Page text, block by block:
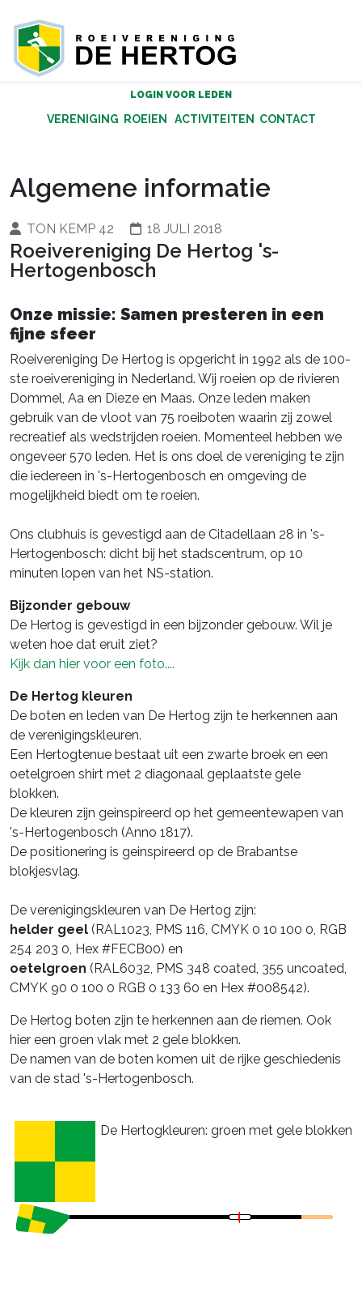
LOGIN VOOR LEDEN
VERENIGING ROEIEN ACTIVITEITEN CONTACT
Algemene informatie
TON KEMP 42 18 JULI 2018
Roeivereniging De Hertog 's-
Hertogenbosch
Onze missie: Samen presteren in een
fijne sfeer
Roeivereniging De Hertog is opgericht in 1992 als de 100-
ste roeivereniging in Nederland. Wij roeien op de rivieren
Dommel, Aa en Dieze en Maas. Onze leden maken
gebruik van de vloot van 75 roeiboten waarin zij zowel
recreatief als wedstrijden roeien. Momenteel hebben we
ongeveer 570 leden. Het is ons doel de vereniging te zijn
die iedereen in 's-Hertogenbosch en omgeving de
mogelijkheid biedt om te roeien.
Ons clubhuis is gevestigd aan de Citadellaan 28 in 's-
Hertogenbosch: dicht bij het stadscentrum, op 10
minuten lopen van het NS-station.
Bijzonder gebouw
De Hertog is gevestigd in een bijzonder gebouw. Wil je
weten hoe dat eruit ziet?
Kijk dan hier voor een foto....
De Hertog kleuren
De boten en leden van De Hertog zijn te herkennen aan
de verenigingskleuren.
Een Hertogtenue bestaat uit een zwarte broek en een
oetelgroen shirt met 2 diagonaal geplaatste gele
blokken.
De kleuren zijn geinspireerd op het gemeentewapen van
's-Hertogenbosch (Anno 1817).
De positionering is geinspireerd op de Brabantse
blokjesvlag.
De verenigingskleuren van De Hertog zijn:
helder geel (RAL1023, PMS 116, CMYK 0 10 100 0, RGB
254 203 0, Hex #FECB00) en
oetelgroen (RAL6032, PMS 348 coated, 355 uncoated,
CMYK 90 0 100 0 RGB 0 133 60 en Hex #008542).
De Hertog boten zijn te herkennen aan de riemen. Ook
hier een groen vlak met 2 gele blokken.
De namen van de boten komen uit de rijke geschiedenis
van de stad 's-Hertogenbosch.
De Hertogkleuren: groen met gele blokken